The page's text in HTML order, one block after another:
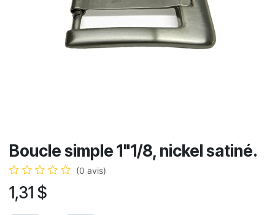
Boucle simple 1"1/8, nickel satiné.
(0 avis)
1,31 $